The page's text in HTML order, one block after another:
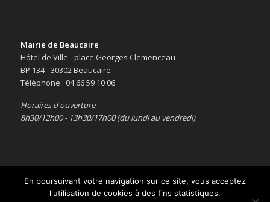
Mairie de Beaucaire
Hôtel de Ville - place Georges Clemenceau
BP 134 - 30302 Beaucaire
Téléphone : 04 66 59 10 06
Horaires d'ouverture
8h30/12h00 - 13h30/17h00 (du lundi au vendredi)
Copyright © 2016 -Le site officiel de la ville de Beaucaire-Mentions
En poursuivant votre navigation sur ce site, vous acceptez
l'utilisation de cookies à des fins statistiques.